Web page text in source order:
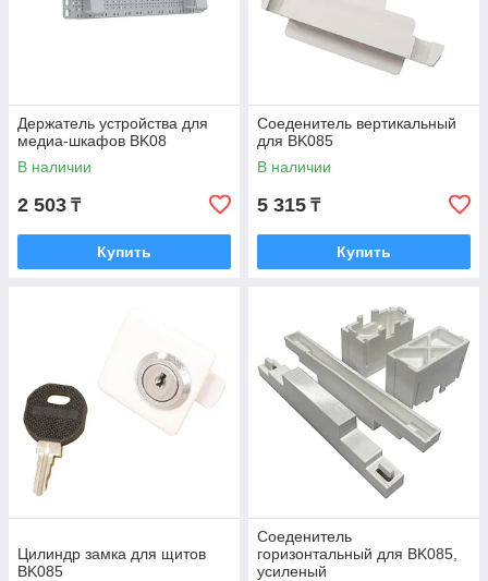
Держатель устройства для
медиа-шкафов BK08
В наличии
2 503 ₸
Купить
Соеденитель вертикальный
для BK085
В наличии
5 315 ₸
Купить
Цилиндр замка для щитов
BK085
Соеденитель
горизонтальный для BK085,
усиленый